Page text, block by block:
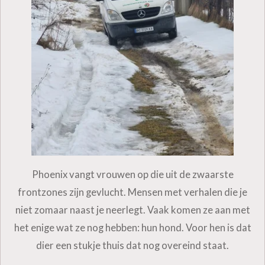
Phoenix vangt vrouwen op die uit de zwaarste
frontzones zijn gevlucht. Mensen met verhalen die je
niet zomaar naast je neerlegt. Vaak komen ze aan met
het enige wat ze nog hebben: hun hond. Voor hen is dat
dier een stukje thuis dat nog overeind staat.